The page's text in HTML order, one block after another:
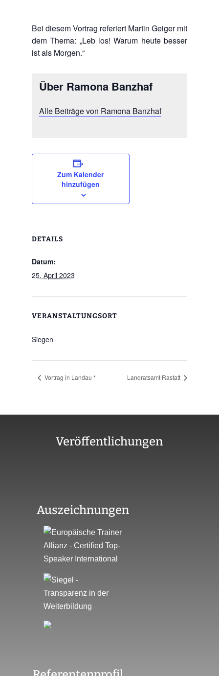
Bei diesem Vortrag referiert Martin Geiger mit
dem Thema: „Leb los! Warum heute besser
ist als Morgen.“
Über Ramona Banzhaf
Alle Beiträge von Ramona Banzhaf
Zum Kalender
hinzufügen
DETAILS
Datum:
25. April 2023
VERANSTALTUNGSORT
Siegen
Vortrag in Landau * Landratsamt Rastatt
Veröffentlichungen
Auszeichnungen